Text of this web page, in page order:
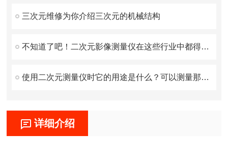
三次元维修为你介绍三次元的机械结构
不知道了吧！二次元影像测量仪在这些行业中都得到了广泛应用
使用二次元测量仪时它的用途是什么？可以测量那些对象？
详细介绍